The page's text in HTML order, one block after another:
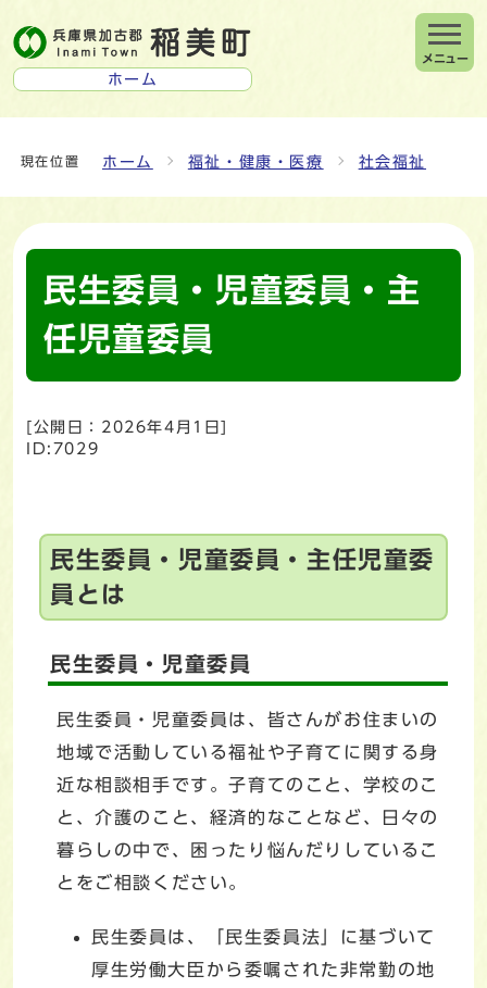
ホーム
メニュー
現在位置 ホーム 福祉・健康・医療 社会福祉
民生委員・児童委員・主
任児童委員
[公開日： 2026年4月1日]
ID:7029
民生委員・児童委員・主任児童委
員とは
民生委員・児童委員
民生委員・児童委員は、皆さんがお住まいの
地域で活動している福祉や子育てに関する身
近な相談相手です。子育てのこと、学校のこ
と、介護のこと、経済的なことなど、日々の
暮らしの中で、困ったり悩んだりしているこ
とをご相談ください。
民生委員は、「民生委員法」に基づいて
厚生労働大臣から委嘱された非常勤の地